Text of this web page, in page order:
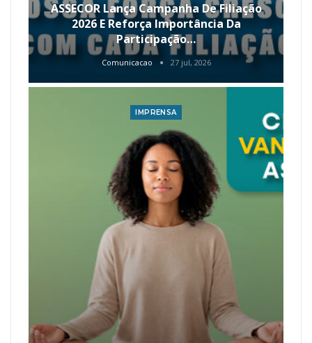
ASSECOR Lança Campanha De Filiação
2026 E Reforça Importância Da
Participação…
Comunicacao 27 jul, 2026
IMPRENSA